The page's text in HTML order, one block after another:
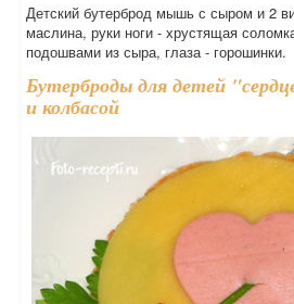
Детский бутерброд мышь с сыром и 2
маслина, руки ноги - хрустящая
подошвами из сыра, глаза - горошинки.
Бутерброды для детей
и колбасой